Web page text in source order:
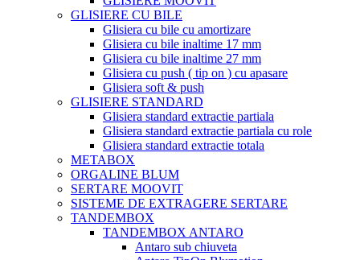
GLISIERE CU BILE
Glisiera cu bile cu amortizare
Glisiera cu bile inaltime 17 mm
Glisiera cu bile inaltime 27 mm
Glisiera cu push ( tip on ) cu apasare
Glisiera soft & push
GLISIERE STANDARD
Glisiera standard extractie partiala
Glisiera standard extractie partiala cu role
Glisiera standard extractie totala
METABOX
ORGALINE BLUM
SERTARE MOOVIT
SISTEME DE EXTRAGERE SERTARE
TANDEMBOX
TANDEMBOX ANTARO
Antaro sub chiuveta